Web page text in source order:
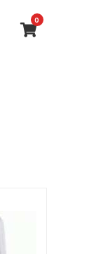
0